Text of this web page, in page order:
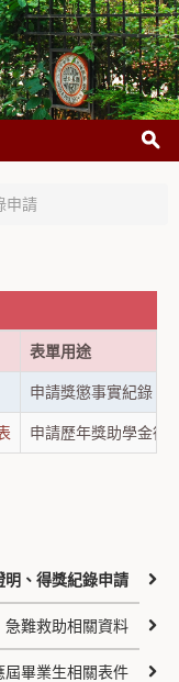
申請
表單用途
申請獎懲事實紀錄
申請歷年獎助學金得
明、得獎紀錄申請
急難救助相關資料
屆畢業生相關表件